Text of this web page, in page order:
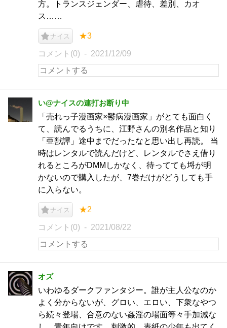
方。トランスジェンダー、虐待、差別、カオ
ス……
ナイス ★3
コメント(0) 2021/12/09
い@ナイスの連打お断り中
「売れっ子漫画家×鬱病漫画家」がとても面白く
て、読んでるうちに、江野さんの別名作品と知り
「亜獣譚」途中までだったなと思い出し再読。 当
時はレンタルで読んだけど、レンタルでさえ借り
れるところがDMMしかなく、待ってても埒が明
かないので購入したが、7巻だけがどうしても手
に入らない。
ナイス ★2
コメント(0) 2021/08/22
オズ
いわゆるダークファンタジー。誰が主人公なのか
よく分からないが、グロい、エロい、下衆なやつ
ら続々登場、合意のない姦淫の場面等々手加減な